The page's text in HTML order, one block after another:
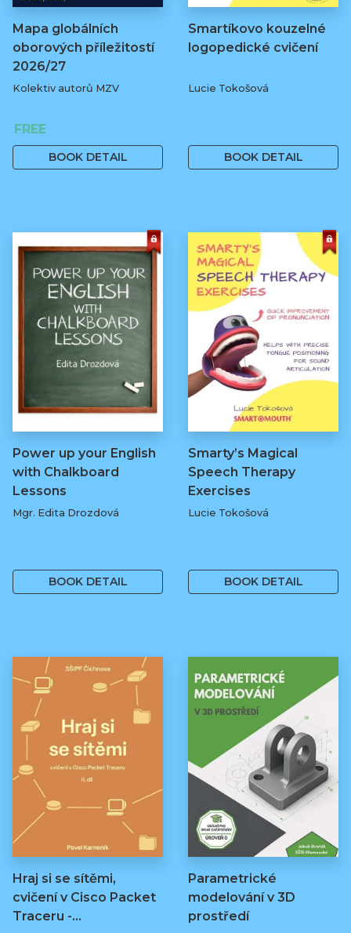
Mapa globálních
oborových příležitostí
2026/27
Kolektiv autorů MZV
FREE
BOOK DETAIL
Smartíkovo kouzelné
logopedické cvičení
Lucie Tokošová
BOOK DETAIL
Power up your English
with Chalkboard
Lessons
Mgr. Edita Drozdová
BOOK DETAIL
Smarty’s Magical
Speech Therapy
Exercises
Lucie Tokošová
BOOK DETAIL
Hraj si se sítěmi,
cvičení v Cisco Packet
Traceru -…
Parametrické
modelování v 3D
prostředí